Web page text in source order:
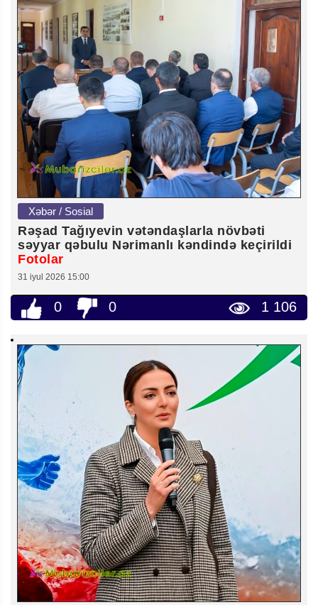
Xəbər / Sosial
Rəşad Tağıyevin vətəndaşlarla növbəti
səyyar qəbulu Nərimanlı kəndində keçirildi
Fotolar
31 iyul 2026 15:00
0 0 1 106